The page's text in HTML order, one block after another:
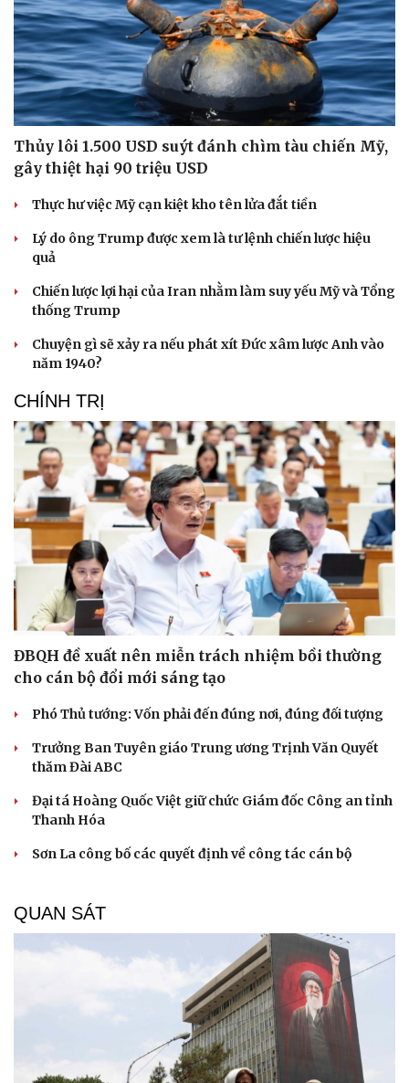
Thủy lôi 1.500 USD suýt đánh chìm tàu chiến Mỹ,
gây thiệt hại 90 triệu USD
Thực hư việc Mỹ cạn kiệt kho tên lửa đắt tiền
Lý do ông Trump được xem là tư lệnh chiến lược hiệu
quả
Chiến lược lợi hại của Iran nhằm làm suy yếu Mỹ và Tổng
thống Trump
Chuyện gì sẽ xảy ra nếu phát xít Đức xâm lược Anh vào
năm 1940?
CHÍNH TRỊ
ĐBQH đề xuất nên miễn trách nhiệm bồi thường
cho cán bộ đổi mới sáng tạo
Phó Thủ tướng: Vốn phải đến đúng nơi, đúng đối tượng
Trưởng Ban Tuyên giáo Trung ương Trịnh Văn Quyết
thăm Đài ABC
Đại tá Hoàng Quốc Việt giữ chức Giám đốc Công an tỉnh
Thanh Hóa
Sơn La công bố các quyết định về công tác cán bộ
QUAN SÁT